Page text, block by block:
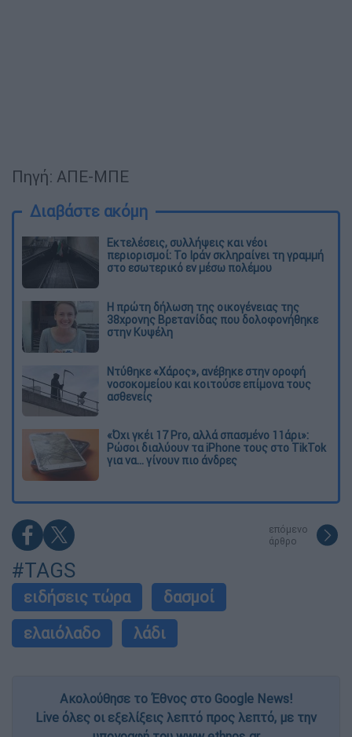
Πηγή: ΑΠΕ-ΜΠΕ
Διαβάστε ακόμη
Εκτελέσεις, συλλήψεις και νέοι
περιορισμοί: Το Ιράν σκληραίνει τη γραμμή
στο εσωτερικό εν μέσω πολέμου
Η πρώτη δήλωση της οικογένειας της
38χρονης Βρετανίδας που δολοφονήθηκε
στην Κυψέλη
Ντύθηκε «Χάρος», ανέβηκε στην οροφή
νοσοκομείου και κοιτούσε επίμονα τους
ασθενείς
«Όχι γκέι 17 Pro, αλλά σπασμένο 11άρι»:
Ρώσοι διαλύουν τα iPhone τους στο TikTok
για να... γίνουν πιο άνδρες
επόμενο
άρθρο
#TAGS
ειδήσεις τώρα
δασμοί
ελαιόλαδο
λάδι
Ακολούθησε το Έθνος στο Google News!
Live όλες οι εξελίξεις λεπτό προς λεπτό, με την